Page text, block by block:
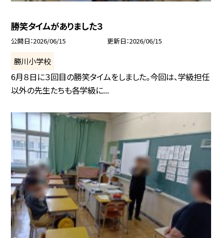
勝笑タイムがありました３
公開日 2026/06/15 更新日 2026/06/15
勝川小学校
6月８日に３回目の勝笑タイムをしました。今回は、学級担任
以外の先生たちも各学級に...